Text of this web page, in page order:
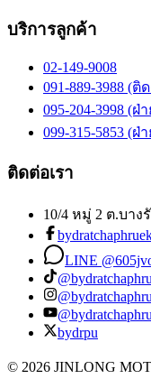
บริการลูกค้า
02-149-9008
091-889-3988 (
095-204-3998 (ฝ่
099-315-5853 (ฝ่
ติดต่อเรา
10/4 หมู่ 2 ต.บา
LINE
bydrpu
© 2026 JINLONG